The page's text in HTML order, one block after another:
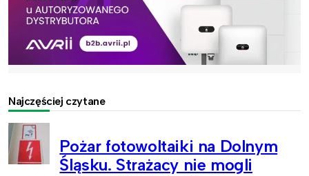
Najczęściej czytane
Pożar fotowoltaiki na Dolnym
Śląsku. Strażacy nie mogli